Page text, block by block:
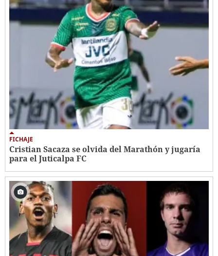
FICHAJE
Cristian Sacaza se olvida del Marathón y jugaría
para el Juticalpa FC